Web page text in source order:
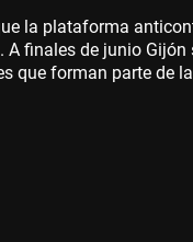
la plataforma
finales de junio
que forman parte de